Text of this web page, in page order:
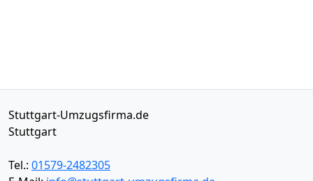
Stuttgart-Umzugsfirma.de
Stuttgart
Tel.: 01579-2482305